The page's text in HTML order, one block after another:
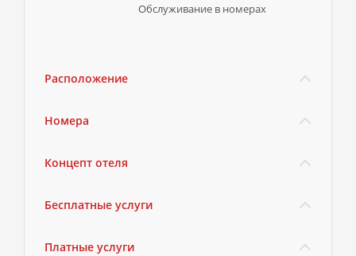
Обслуживание в номерах
Расположение
Номера
Концепт отеля
Бесплатные услуги
Платные услуги